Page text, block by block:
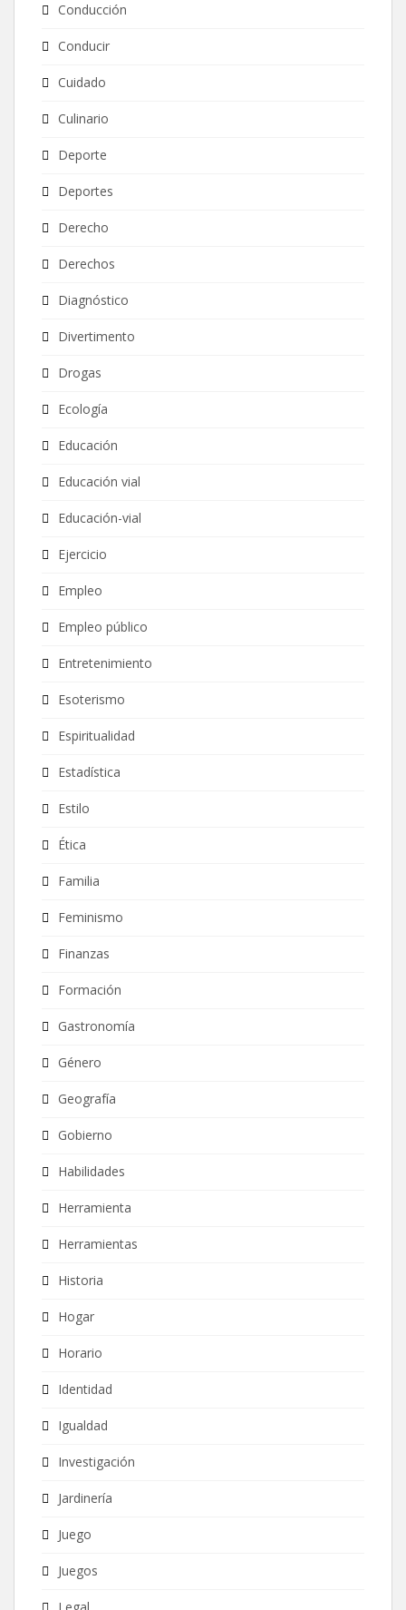
Conducción
Conducir
Cuidado
Culinario
Deporte
Deportes
Derecho
Derechos
Diagnóstico
Divertimento
Drogas
Ecología
Educación
Educación vial
Educación-vial
Ejercicio
Empleo
Empleo público
Entretenimiento
Esoterismo
Espiritualidad
Estadística
Estilo
Ética
Familia
Feminismo
Finanzas
Formación
Gastronomía
Género
Geografía
Gobierno
Habilidades
Herramienta
Herramientas
Historia
Hogar
Horario
Identidad
Igualdad
Investigación
Jardinería
Juego
Juegos